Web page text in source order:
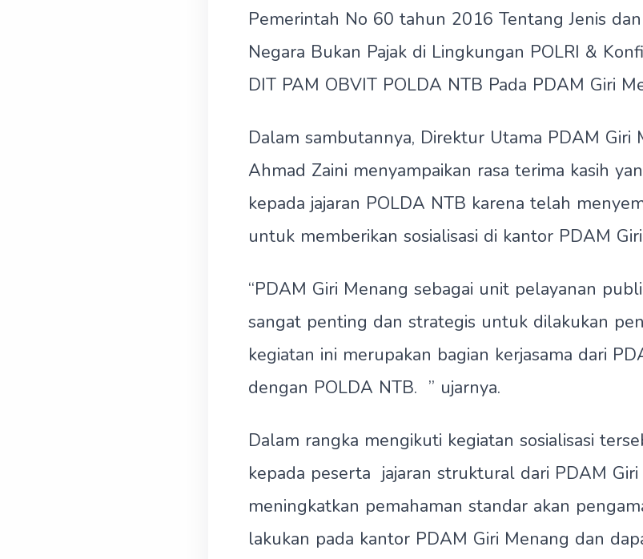
Pemerintah No 60 tahun 2016 Tentang Jenis
Negara Bukan Pajak di Lingkungan POLRI &
DIT PAM OBVIT POLDA NTB Pada PDAM Giri
Dalam sambutannya, Direktur Utama PDAM Giri
Ahmad Zaini menyampaikan rasa terima kasih
kepada jajaran POLDA NTB karena telah
untuk memberikan sosialisasi di kantor PDAM
“PDAM Giri Menang sebagai unit pelayanan
sangat penting dan strategis untuk dilakukan
kegiatan ini merupakan bagian kerjasama dari
dengan POLDA NTB. ” ujarnya.
Dalam rangka mengikuti kegiatan sosialisasi
kepada peserta jajaran struktural dari PDAM
meningkatkan pemahaman standar akan
lakukan pada kantor PDAM Giri Menang dan